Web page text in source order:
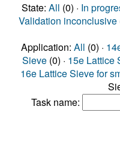
State: All (0) · In
Validation inconclusive
Application: All (0) ·
Sieve (0) · 15e Lattice
16e Lattice Sieve for
Task name: